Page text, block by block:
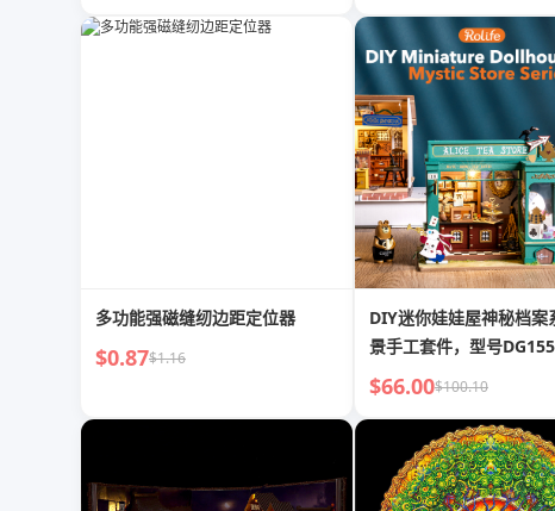
多功能强磁缝纫边距定位器
$0.87$1.16
DIY迷你娃娃屋神秘档案
景手工套件，型号
$66.00$100.10